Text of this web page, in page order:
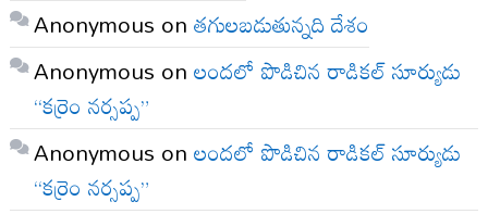
Anonymous onతగులబడుతున్నది దేశం
Anonymous onలందలో పొడిచిన రాడికల్ సూర్యుడు
“కర్రెం నర్సప్ప”
Anonymous onలందలో పొడిచిన రాడికల్ సూర్యుడు
“కర్రెం నర్సప్ప”